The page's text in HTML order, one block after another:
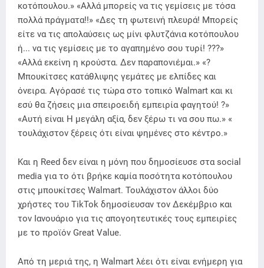
κοτόπουλου.» «Αλλά μπορείς να τις γεμίσεις με τόσα
πολλά πράγματα!!» «Δες τη φωτεινή πλευρά! Μπορείς
είτε να τις απολαύσεις ως μίνι φλυτζάνια κοτόπουλου
ή... να τις γεμίσεις με το αγαπημένο σου τυρί! ???»
«Αλλά εκείνη η κρούστα. Δεν παραπονιέμαι.» «?
Μπουκίτσες κατάθλιψης γεμάτες με ελπίδες και
όνειρα. Αγόρασέ τις τώρα στο τοπικό Walmart και κι
εσύ θα ζήσεις μια σπειροειδή εμπειρία φαγητού! ?»
«Αυτή είναι Η μεγάλη αξία, δεν ξέρω τι να σου πω.» «
τουλάχιστον ξέρεις ότι είναι ψημένες στο κέντρο.»
Και η Reed δεν είναι η μόνη που δημοσίευσε στα social
media για το ότι βρήκε καμία ποσότητα κοτόπουλου
στις μπουκίτσες Walmart. Τουλάχιστον άλλοι δύο
χρήστες του TikTok δημοσίευσαν τον Δεκέμβριο και
τον Ιανουάριο για τις απογοητευτικές τους εμπειρίες
με το προϊόν Great Value.
Από τη μεριά της, η Walmart λέει ότι είναι ενήμερη για